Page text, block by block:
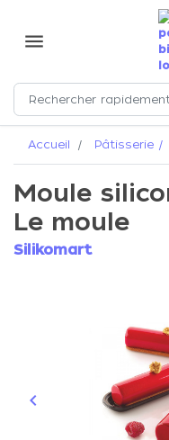
menu
Accueil Pâtisserie /
Moule
Le moule
Silikomart
Précédent
keyboard_arrow_left